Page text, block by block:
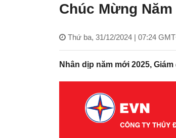
Chúc Mừng
Thứ ba, 31/12/2024 | 07:24
Nhân dịp năm mới 2025,